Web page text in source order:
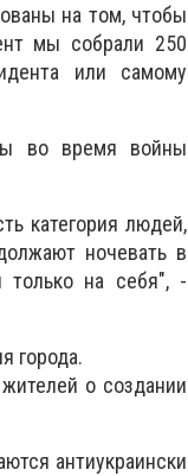
на том, чтобы
мы собрали 250
или самому
во время войны
категория людей,
ночевать в
только на себя", -
города.
о создании
антиукраински